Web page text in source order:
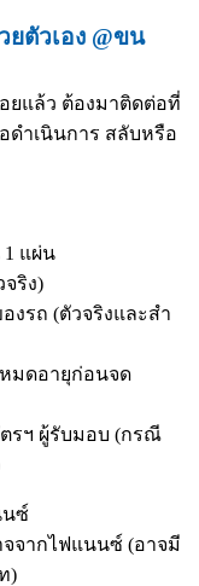
ยตัวเอง @ขน
อยแล้ว ต้องมาติดต่อที่
ดำเนินการ สลับหรือ
1 แผ่น
ริง)
งรถ (ตัวจริงและสำ
มดอายุก่อนจด
รฯ ผู้รับมอบ (กรณี
นซ์
จากไฟแนนซ์ (อาจมี
)